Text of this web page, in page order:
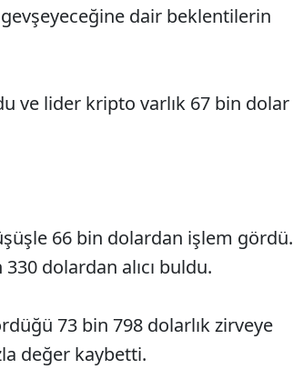
gevşeyeceğine dair beklentilerin
ve lider kripto varlık 67 bin dolar
66 bin dolardan işlem gördü.
dolardan alıcı buldu.
73 bin 798 dolarlık zirveye
değer kaybetti.